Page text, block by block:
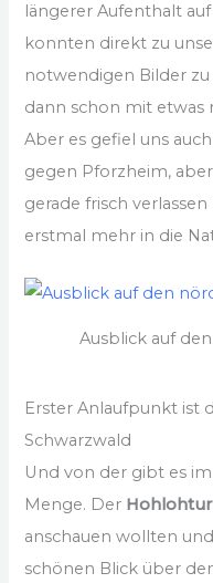
längerer Aufenthalt
konnten direkt zu
notwendigen Bilder
dann schon mit etwas
Aber es gefiel uns
gegen Pforzheim,
gerade frisch
erstmal mehr in die
Ausblick auf
Erster Anlaufpunkt ist
Schwarzwald
Und von der gibt es im
Menge. Der
anschauen wollten
schönen Blick über